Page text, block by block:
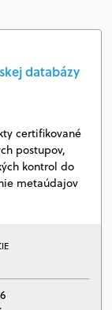
databázy
certifikované
postupov,
kontrol do
metaúdajov